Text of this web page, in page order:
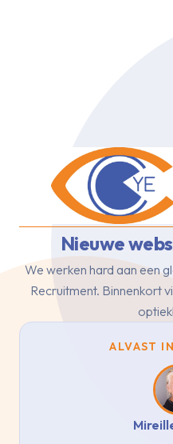
Nieuwe
We werken hard aan een
Recruitment. Binnenkort
ALVAST